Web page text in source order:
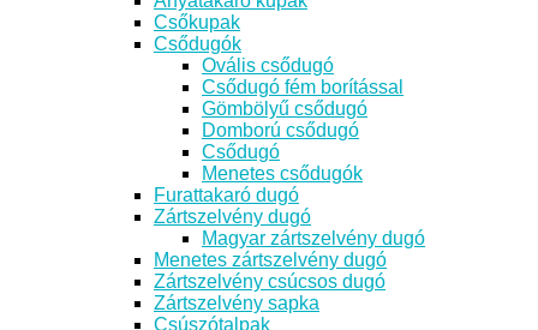
Csőkupak
Csődugók
Ovális csődugó
Csődugó fém borítással
Gömbölyű csődugó
Domború csődugó
Csődugó
Menetes csődugók
Furattakaró dugó
Zártszelvény dugó
Magyar zártszelvény dugó
Menetes zártszelvény dugó
Zártszelvény csúcsos dugó
Zártszelvény sapka
Csúszótalpak